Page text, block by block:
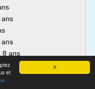
X
et
ans
ans
8 ans